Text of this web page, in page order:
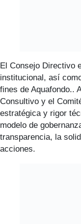
El Consejo Directivo
institucional, así
fines de Aquafondo..
Consultivo y el
estratégica y rigor
modelo de
transparencia, la
acciones.